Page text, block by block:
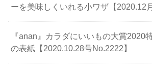
ーを美味しくいれる小ワザ【2020.12
『anan』カラダにいいもの大賞2020
の表紙【2020.10.28号No.2222】